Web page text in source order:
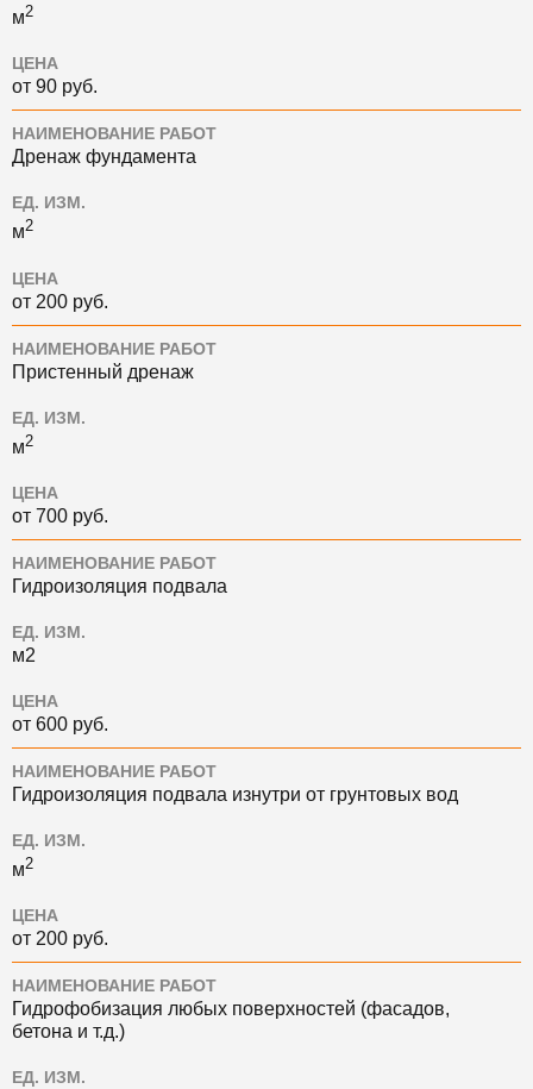
м2
ЦЕНА
от 90 руб.
НАИМЕНОВАНИЕ РАБОТ
Дренаж фундамента
ЕД. ИЗМ.
м2
ЦЕНА
от 200 руб.
НАИМЕНОВАНИЕ РАБОТ
Пристенный дренаж
ЕД. ИЗМ.
м2
ЦЕНА
от 700 руб.
НАИМЕНОВАНИЕ РАБОТ
Гидроизоляция подвала
ЕД. ИЗМ.
м2
ЦЕНА
от 600 руб.
НАИМЕНОВАНИЕ РАБОТ
Гидроизоляция подвала изнутри от грунтовых вод
ЕД. ИЗМ.
м2
ЦЕНА
от 200 руб.
НАИМЕНОВАНИЕ РАБОТ
Гидрофобизация любых поверхностей (фасадов,
бетона и т.д.)
ЕД. ИЗМ.